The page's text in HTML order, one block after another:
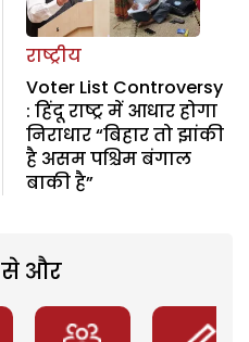
राष्ट्रीय
Voter List Controversy
: हिंदू राष्ट्र में आधार होगा
निराधार “बिहार तो झांकी
है असम पश्चिम बंगाल
बाकी है”
से और